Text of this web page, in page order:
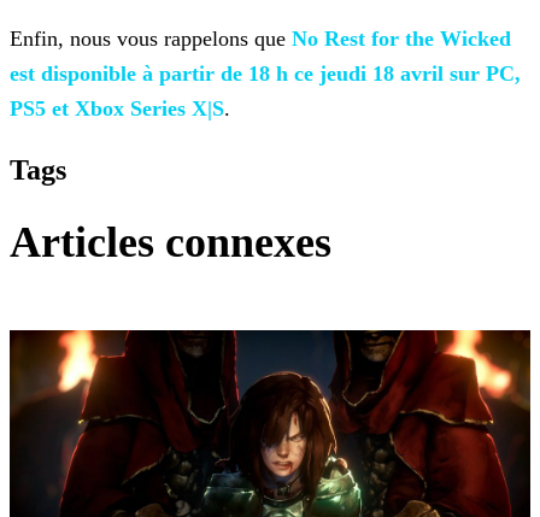
Enfin, nous vous rappelons que No Rest for the Wicked
est disponible à partir de 18 h ce jeudi 18 avril sur PC,
PS5 et Xbox Series X|S.
Tags
Articles connexes